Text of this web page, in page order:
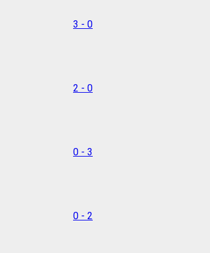
3 - 0
2 - 0
0 - 3
0 - 2